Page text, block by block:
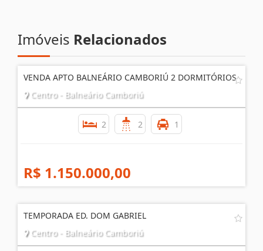
Imóveis Relacionados
VENDA APTO BALNEÁRIO CAMBORIÚ 2 DORMITÓRIOS
Centro - Balneário Camboriú
2 2 1
R$ 1.150.000,00
TEMPORADA ED. DOM GABRIEL
Centro - Balneário Camboriú